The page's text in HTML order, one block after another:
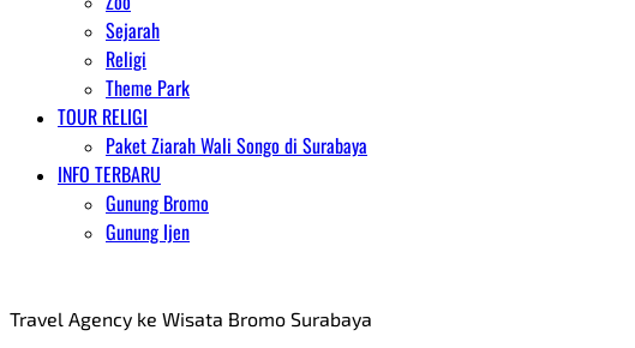
Sejarah
Religi
Theme Park
TOUR RELIGI
Paket Ziarah Wali Songo di Surabaya
INFO TERBARU
Gunung Bromo
Gunung Ijen
Travel Agency ke Wisata Bromo Surabaya